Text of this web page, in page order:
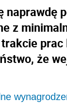
naprawdę
z
trakcie
że